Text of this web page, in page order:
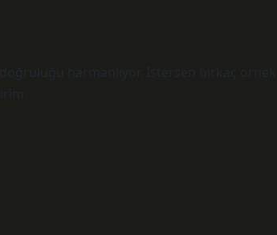
harmanlıyor. İstersen birkaç örnek